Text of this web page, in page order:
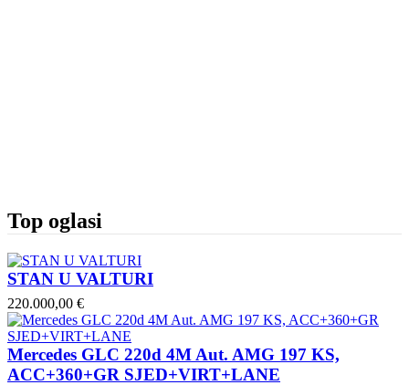
Top oglasi
STAN U VALTURI
220.000,00 €
Mercedes GLC 220d 4M Aut. AMG 197 KS,
ACC+360+GR SJED+VIRT+LANE